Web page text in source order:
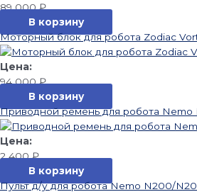
89 000₽
В корзину
Моторный блок для робота Zodiac
94 000₽
В корзину
Приводной ремень для робота Nemo
2 400₽
В корзину
Пульт д/у для робота Nemo N200/